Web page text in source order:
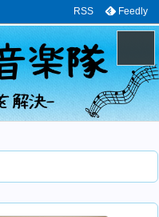
メニュ
RSS Feedly